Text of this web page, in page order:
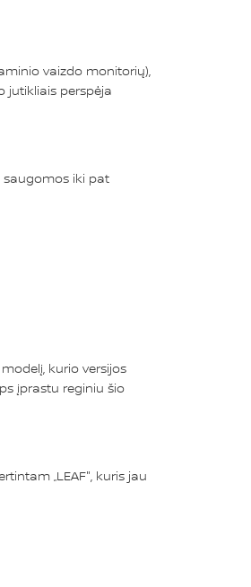
vaizdo monitorių),
jutikliais perspėja
saugomos iki pat
kurio versijos
įprastu reginiu šio
„LEAF", kuris jau